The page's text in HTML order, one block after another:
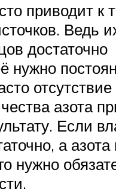
приводит к
Ведь
достаточно
нужно
отсутствие
азота
Если
а азота
нужно